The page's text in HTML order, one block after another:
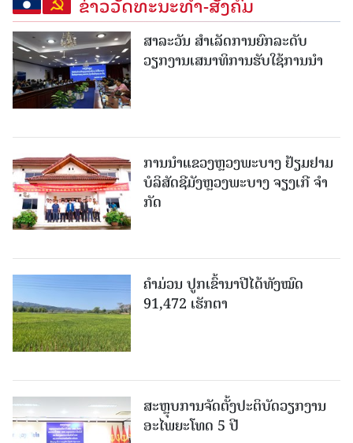
ສາລະວັນ ສໍາເລັດການຍົກລະດັບ
ວຽກງານເສນາທິການຮັບໃຊ້ການນໍາ
ການນຳແຂວງຫຼວງພະບາງ ຢ້ຽມ​ຢາມ
ບໍ​ລິ​ສັດຊີມັງຫຼວງພະບາງ ຈຽງເກີ ຈໍາ
ກັດ
ຄໍາມ່ວນ ປູກເຂົ້ານາປີໄດ້ທັງໝົດ
91,472 ເຮັກຕາ
ສະຫຼຸບການຈັດຕັ້ງປະຕິບັດວຽກງານ
ອະໄພຍະໂທດ 5 ປີ